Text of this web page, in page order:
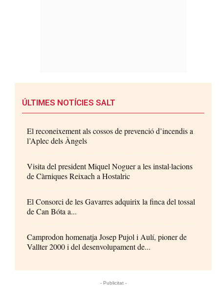
ÚLTIMES NOTÍCIES SALT
El reconeixement als cossos de prevenció d’incendis a
l’Aplec dels Àngels
Visita del president Miquel Noguer a les instal·lacions
de Càrniques Reixach a Hostalric
El Consorci de les Gavarres adquirix la finca del tossal
de Can Bóta a...
Camprodon homenatja Josep Pujol i Aulí, pioner de
Vallter 2000 i del desenvolupament de...
- Publicitat -